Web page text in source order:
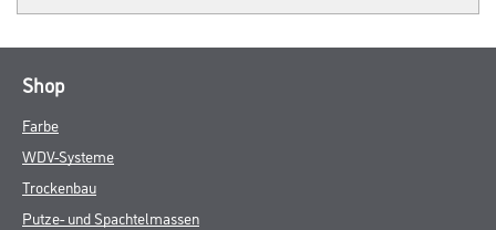
Shop
Farbe
WDV-Systeme
Trockenbau
Putze- und Spachtelmassen